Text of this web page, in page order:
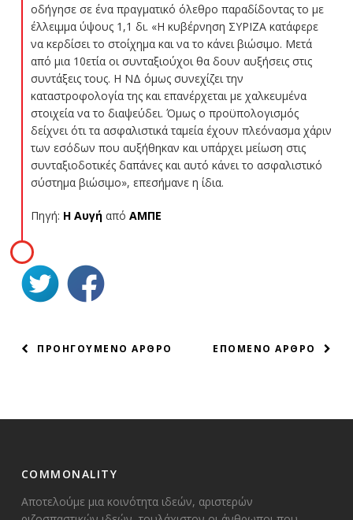
οδήγησε σε ένα πραγματικό όλεθρο παραδίδοντας το με
έλλειμμα ύψους 1,1 δι. «Η κυβέρνηση ΣΥΡΙΖΑ κατάφερε
να κερδίσει το στοίχημα και να το κάνει βιώσιμο. Μετά
από μια 10ετία οι συνταξιούχοι θα δουν αυξήσεις στις
συντάξεις τους. Η ΝΔ όμως συνεχίζει την
καταστροφολογία της και επανέρχεται με χαλκευμένα
στοιχεία να το διαψεύδει. Όμως ο προϋπολογισμός
δείχνει ότι τα ασφαλιστικά ταμεία έχουν πλεόνασμα χάριν
των εσόδων που αυξήθηκαν και υπάρχει μείωση στις
συνταξιοδοτικές δαπάνες και αυτό κάνει το ασφαλιστικό
σύστημα βιώσιμο», επεσήμανε η ίδια.
Πηγή: Η Αυγήαπό ΑΜΠΕ
ΠΛΟΗΓΗΣΗ
ΕΠΟΜΕΝΟ ΑΡΘΡΟ
ΠΡΟΗΓΟΥΜΕΝΟ ΑΡΘΡΟ
COMMONALITY
Αποτελούμε μια κοινότητα ιδεών, αριστερών